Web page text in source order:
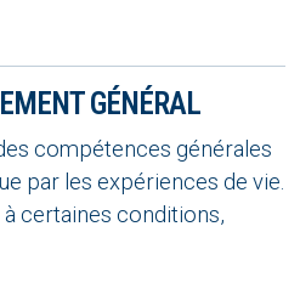
GÉNÉRAL
compétences générales
par les expériences de vie.
certaines conditions,